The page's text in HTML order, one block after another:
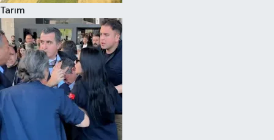
Tarım